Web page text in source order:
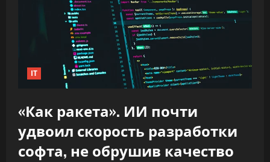
IT
«Как ракета». ИИ почти
удвоил скорость разработки
софта, не обрушив качество